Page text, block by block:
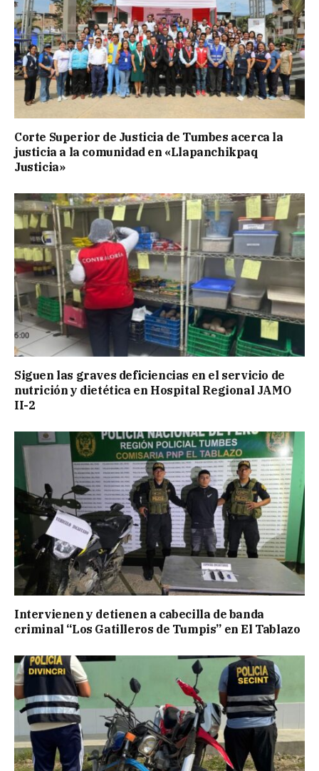
Corte Superior de Justicia de Tumbes acerca la
justicia a la comunidad en «Llapanchikpaq
Justicia»
Siguen las graves deficiencias en el servicio de
nutrición y dietética en Hospital Regional JAMO
II-2
Intervienen y detienen a cabecilla de banda
criminal “Los Gatilleros de Tumpis” en El Tablazo